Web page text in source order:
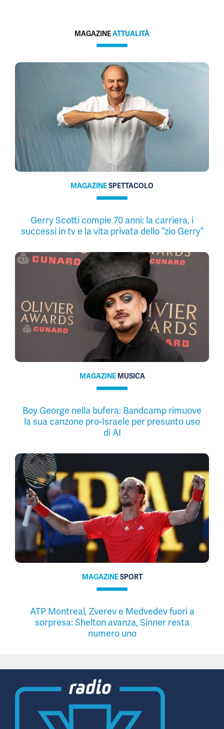
MAGAZINEATTUALITÀ
MAGAZINESPETTACOLO
Gerry Scotti compie 70 anni: la carriera, i
successi in tv e la vita privata dello “zio Gerry”
MAGAZINE MUSICA
Boy George nella bufera: Bandcamp rimuove
la sua canzone pro-Israele per presunto uso
di AI
MAGAZINESPORT
ATP Montreal, Zverev e Medvedev fuori a
sorpresa: Shelton avanza, Sinner resta
numero uno